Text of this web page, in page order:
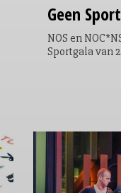
Geen
NOS en
Sportgala van
topprestaties